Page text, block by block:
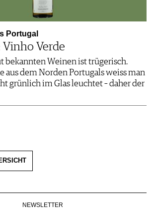
Portugal
Verde
bekannten Weinen ist trügerisch.
aus dem Norden Portugals weiss man
grünlich im Glas leuchtet – daher der
NEWSLETTER